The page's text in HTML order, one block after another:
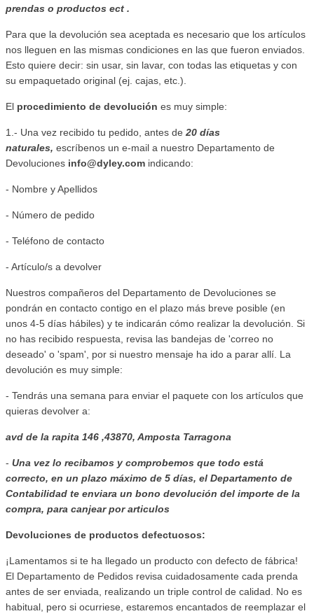
prendas o productos ect .
Para que la devolución sea aceptada es necesario que los artículos
nos lleguen en las mismas condiciones en las que fueron enviados.
Esto quiere decir: sin usar, sin lavar, con todas las etiquetas y con
su empaquetado original (ej. cajas, etc.).
El procedimiento de devolución es muy simple:
1.- Una vez recibido tu pedido, antes de 20 días
naturales, escríbenos un e-mail a nuestro Departamento de
Devoluciones info@dyley.com indicando:
- Nombre y Apellidos
- Número de pedido
- Teléfono de contacto
- Artículo/s a devolver
Nuestros compañeros del Departamento de Devoluciones se
pondrán en contacto contigo en el plazo más breve posible (en
unos 4-5 días hábiles) y te indicarán cómo realizar la devolución. Si
no has recibido respuesta, revisa las bandejas de 'correo no
deseado' o 'spam', por si nuestro mensaje ha ido a parar allí. La
devolución es muy simple:
- Tendrás una semana para enviar el paquete con los artículos que
quieras devolver a:
avd de la rapita 146 ,43870, Amposta Tarragona
- Una vez lo recibamos y comprobemos que todo está
correcto, en un plazo máximo de 5 días, el Departamento de
Contabilidad te enviara un bono devolución del importe de la
compra, para canjear por articulos
Devoluciones de productos defectuosos:
¡Lamentamos si te ha llegado un producto con defecto de fábrica!
El Departamento de Pedidos revisa cuidadosamente cada prenda
antes de ser enviada, realizando un triple control de calidad. No es
habitual, pero si ocurriese, estaremos encantados de reemplazar el